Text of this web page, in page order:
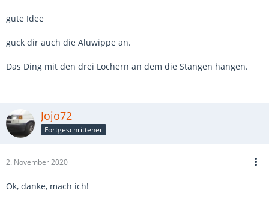
gute Idee
guck dir auch die Aluwippe an.
Das Ding mit den drei Löchern an dem die Stangen hängen.
Jojo72
Fortgeschrittener
2. November 2020
Ok, danke, mach ich!